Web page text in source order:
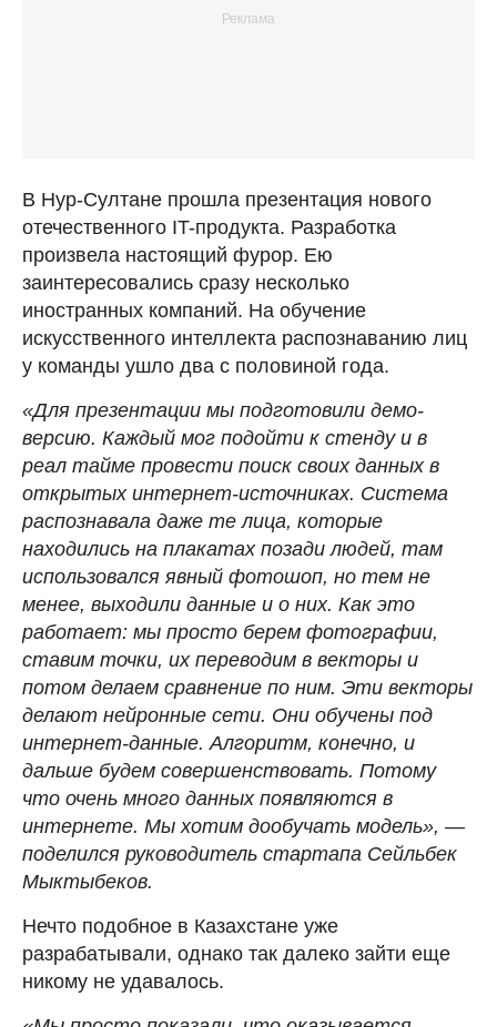
В Нур-Султане прошла презентация нового
отечественного IT-продукта. Разработка
произвела настоящий фурор. Ею
заинтересовались сразу несколько
иностранных компаний. На обучение
искусственного интеллекта распознаванию лиц
у команды ушло два с половиной года.
«Для презентации мы подготовили демо-
версию. Каждый мог подойти к стенду и в
реал тайме провести поиск своих данных в
открытых интернет-источниках. Система
распознавала даже те лица, которые
находились на плакатах позади людей, там
использовался явный фотошоп, но тем не
менее, выходили данные и о них. Как это
работает: мы просто берем фотографии,
ставим точки, их переводим в векторы и
потом делаем сравнение по ним. Эти векторы
делают нейронные сети. Они обучены под
интернет-данные. Алгоритм, конечно, и
дальше будем совершенствовать. Потому
что очень много данных появляются в
интернете. Мы хотим дообучать модель», —
поделился руководитель стартапа Сейльбек
Мыктыбеков.
Нечто подобное в Казахстане уже
разрабатывали, однако так далеко зайти еще
никому не удавалось.